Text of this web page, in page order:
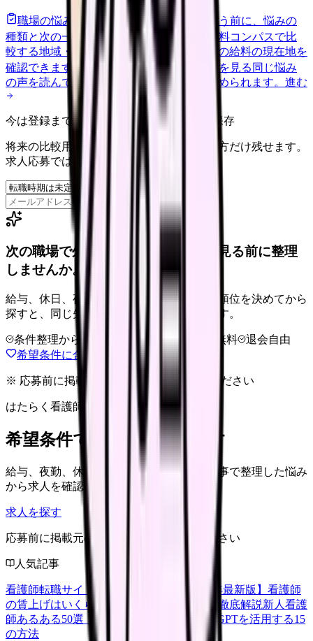
職場の悩みを30秒で診断
辞めるべきか迷う前に、悩みの
種類と次の一歩を整理します。
進む
給料コンパスで比
較する地域・経験年数・施設形態から、今の給料の現在地を
確認できます。
進む 匿名掲示板で本音を見る 同じ悩み
の声を読んで、今の職場だけの問題か確かめられます。 進む
今は登録までしない人向け: 希望条件だけ保存
将来の比較用に、転職時期と気になる働き方だけ残せます。
求人応募ではありません。
保存
次の職場で外せない条件を、求人を見る前に整理
しませんか。
給与、休日、夜勤、通勤、人間関係。優先順位を決めてから
探すと、同じ失敗を繰り返しにくくなります。
条件整理からOK 非公開求人あり 完全無料
退会自由
希望条件に合う職場を相談する
※ 応募前に掲載元の最新情報を確認してください
はたらく看護師さん 求人
希望条件で看護師求人を探す
給与、夜勤、休み、ブランクなど、この記事で整理した悩み
から求人を確認できます。
求人を探す
応募前に掲載元の最新情報を確認してください
人気記事
看護師転職サイトランキングTOP5【2026年最新版】 看護師
の賃上げはいくら？2026年度の最新情報を徹底解説新人看護
師あるある50選【共感必至】
看護師がChatGPTを活用する15
の方法